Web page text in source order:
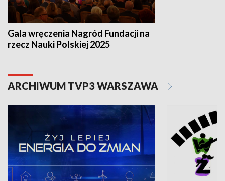
Gala wręczenia Nagród Fundacji na
rzecz Nauki Polskiej 2025
ARCHIWUM TVP3 WARSZAWA